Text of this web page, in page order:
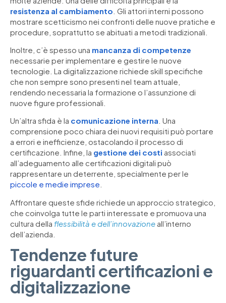
resistenza al cambiamento . Gli attori interni possono
mostrare scetticismo nei confronti delle nuove pratiche e
procedure, soprattutto se abituati a metodi tradizionali.
Inoltre, c’è spesso una mancanza di competenze
necessarie per implementare e gestire le nuove
tecnologie. La digitalizzazione richiede skill specifiche
che non sempre sono presenti nel team attuale,
rendendo necessaria la formazione o l’assunzione di
nuove figure professionali.
Un’altra sfida è la comunicazione interna . Una
comprensione poco chiara dei nuovi requisiti può portare
a errori e inefficienze, ostacolando il processo di
certificazione. Infine, la gestione dei costi associati
all’adeguamento alle certificazioni digitali può
rappresentare un deterrente, specialmente per le
piccole e medie imprese
Affrontare queste sfide richiede un approccio strategico,
che coinvolga tutte le parti interessate e promuova una
cultura della flessibilità e dell’innovazione all’interno
dell’azienda.
Tendenze future
riguardanti certificazioni e
digitalizzazione